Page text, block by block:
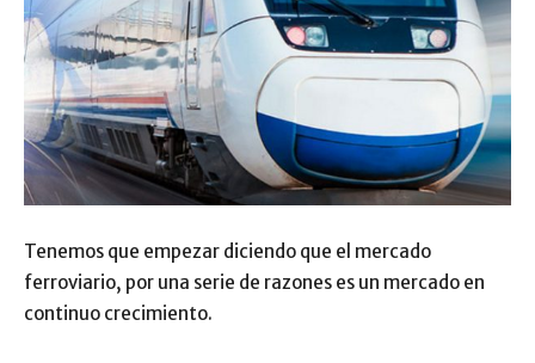
Tenemos que empezar diciendo que el mercado
ferroviario, por una serie de razones es un mercado en
continuo crecimiento.